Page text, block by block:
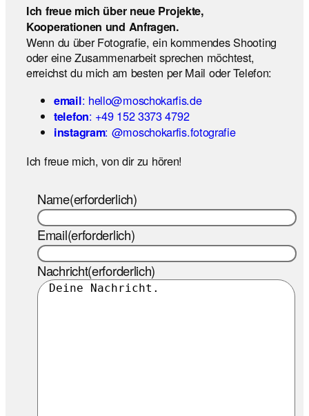
Ich freue mich über neue Projekte,
Kooperationen und Anfragen.
Wenn du über Fotografie, ein kommendes Shooting
oder eine Zusammenarbeit sprechen möchtest,
erreichst du mich am besten per Mail oder Telefon:
email: hello@moschokarfis.de
telefon: +49 152 3373 4792
instagram: @moschokarfis.fotografie
Ich freue mich, von dir zu hören!
Name(erforderlich)
Email(erforderlich)
Nachricht(erforderlich)